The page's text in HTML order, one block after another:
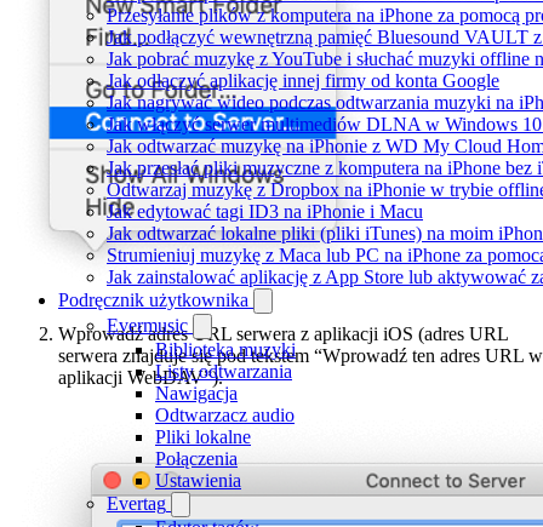
Przesyłanie plików z komputera na iPhone za pomocą
Jak podłączyć wewnętrzną pamięć Bluesound VAULT
Jak pobrać muzykę z YouTube i słuchać muzyki offline
Jak odłączyć aplikację innej firmy od konta Google
Jak nagrywać wideo podczas odtwarzania muzyki na
Jak włączyć serwer multimediów DLNA w Windows
Jak odtwarzać muzykę na iPhonie z WD My Cloud
Jak przesłać pliki muzyczne z komputera na iPhone
Odtwarzaj muzykę z Dropbox na iPhonie w trybie
Jak edytować tagi ID3 na iPhonie i Macu
Jak odtwarzać lokalne pliki (pliki iTunes) na moim
Strumieniuj muzykę z Maca lub PC na iPhone za
Jak zainstalować aplikację z App Store lub aktywować
Podręcznik użytkownika
Evermusic
Biblioteka muzyki
Listy odtwarzania
Nawigacja
Odtwarzacz audio
Pliki lokalne
Połączenia
Ustawienia
Evertag
Wprowadź adres URL serwera z aplikacji iOS (adres URL
serwera znajduje się pod tekstem “Wprowadź ten adres URL w
aplikacji WebDAV”).